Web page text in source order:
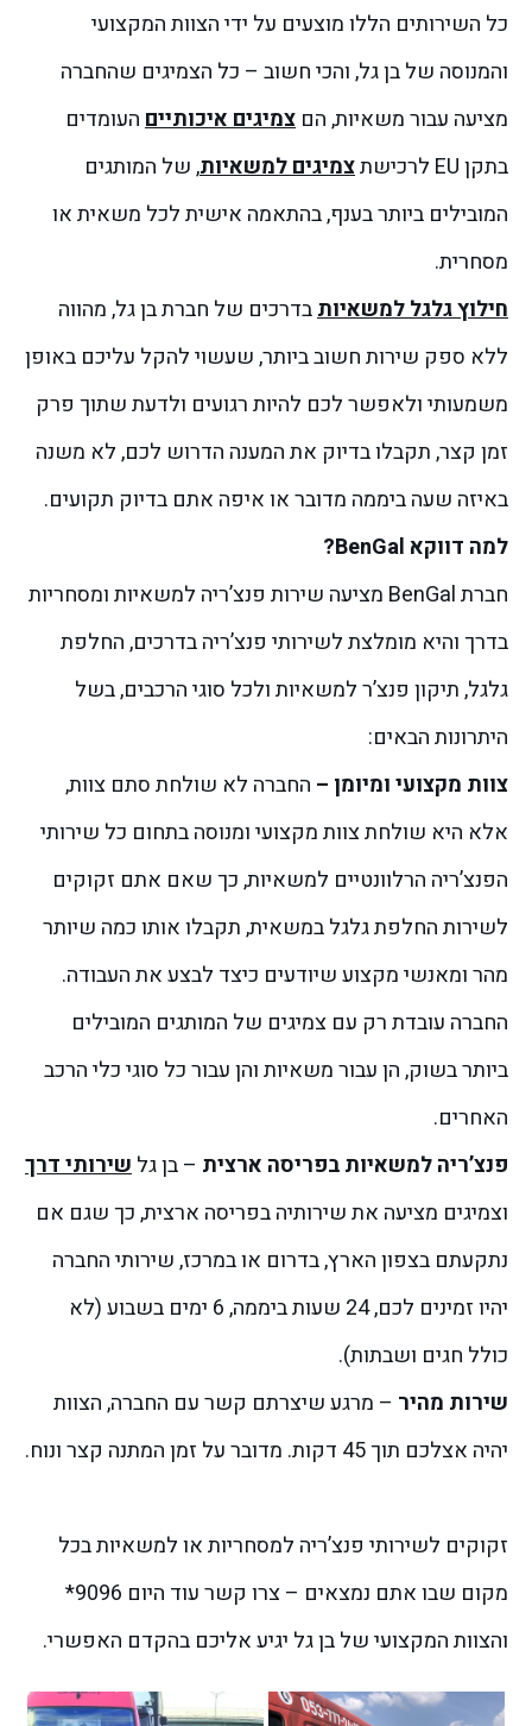
כל השירותים הללו מוצעים על ידי הצוות המקצועי
והמנוסה של בן גל, והכי חשוב – כל הצמיגים שהחברה
מציעה עבור משאיות, הם צמיגים איכותייםהעומדים
בתקן EU לרכישת
צמיגים למשאיות, של המותגים
המובילים ביותר בענף, בהתאמה אישית לכל משאית או
מסחרית.
חילוץ גלגל למשאיותבדרכים של חברת בן גל, מהווה
ללא ספק שירות חשוב ביותר, שעשוי להקל עליכם באופן
משמעותי ולאפשר לכם להיות רגועים ולדעת שתוך פרק
זמן קצר, תקבלו בדיוק את המענה הדרוש לכם, לא משנה
באיזה שעה ביממה מדובר או איפה אתם בדיוק תקועים.
למה דווקא BenGal?
חברת BenGal מציעה שירות פנצ’ריה למשאיות ומסחריות
בדרך והיא מומלצת לשירותי פנצ’ריה בדרכים, החלפת
גלגל, תיקון פנצ’ר למשאיות ולכל סוגי הרכבים, בשל
היתרונות הבאים:
צוות מקצועי ומיומן – החברה לא שולחת סתם צוות,
אלא היא שולחת צוות מקצועי ומנוסה בתחום כל שירותי
הפנצ’ריה הרלוונטיים למשאיות, כך שאם אתם זקוקים
לשירות החלפת גלגל במשאית, תקבלו אותו כמה שיותר
מהר ומאנשי מקצוע שיודעים כיצד לבצע את העבודה.
החברה עובדת רק עם צמיגים של המותגים המובילים
ביותר בשוק, הן עבור משאיות והן עבור כל סוגי כלי הרכב
האחרים.
פנצ’ריה למשאיות בפריסה ארצית – בן גלשירותי דרך
וצמיגים מציעה את שירותיה בפריסה ארצית, כך שגם אם
נתקעתם בצפון הארץ, בדרום או במרכז, שירותי החברה
יהיו זמינים לכם, 24 שעות ביממה, 6 ימים בשבוע (לא
כולל חגים ושבתות).
שירות מהיר – מרגע שיצרתם קשר עם החברה, הצוות
יהיה אצלכם תוך 45 דקות. מדובר על זמן המתנה קצר ונוח.
זקוקים לשירותי פנצ’ריה למסחריות או למשאיות בכל
מקום שבו אתם נמצאים – צרו קשר עוד היום 9096*
והצוות המקצועי של בן גל יגיע אליכם בהקדם האפשרי.